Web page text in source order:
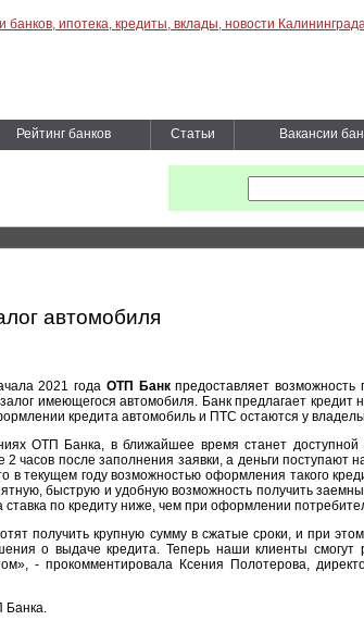
Рейтинг банков Статьи Вакансии
автомобиля
2021 года ОТП Банкпредоставляет возможность
имеющегося автомобиля. Банк предлагает кредит
кредита автомобиль и ПТС остаются у
ОТП Банка, в ближайшее время станет доступной
часов после заполнения заявки, а деньги поступают
текущем году возможностью оформления такого
быструю и удобную возможность получить
по кредиту ниже, чем при оформлении
получить крупную сумму в сжатые сроки, и при
о выдаче кредита. Теперь наши клиенты смогут
- прокомментировала Ксения Полотерова,
Банка.